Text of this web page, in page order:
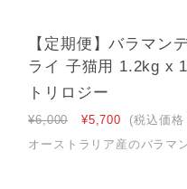
【定期便】バラマン
ライ 子猫用 1.2kg x
トリロジー
¥6,000 ¥5,700 (税込価格